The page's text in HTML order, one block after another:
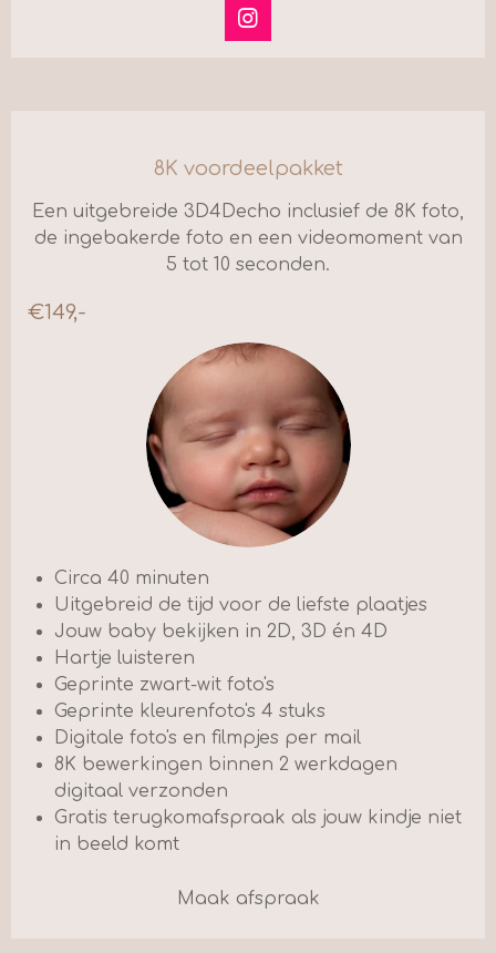
I
n
a
8K voordeelpakket
Een uitgebreide 3D4Decho inclusief de 8K foto,
de ingebakerde foto en een videomoment van
5 tot 10 seconden.
€149,-
Circa 40 minuten
Uitgebreid de tijd voor de liefste plaatjes
Jouw baby bekijken in 2D, 3D én 4D
Hartje luisteren
Geprinte zwart-wit foto's
Geprinte kleurenfoto's 4 stuks
Digitale foto's en filmpjes per mail
8K bewerkingen binnen 2 werkdagen
digitaal verzonden
Gratis terugkomafspraak als jouw kindje niet
in beeld komt
Maak afspraak